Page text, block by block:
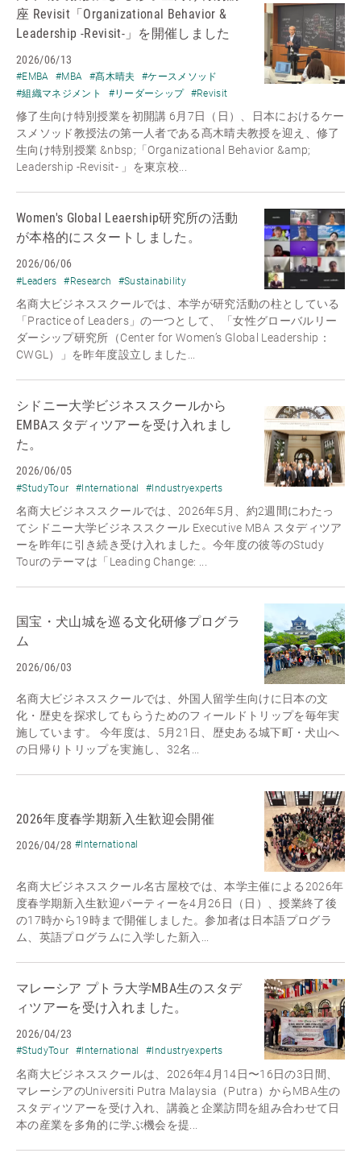
座 Revisit「Organizational Behavior &
Leadership -Revisit-」を開催しました
2026/06/13
#EMBA #MBA #髙木晴夫
#ケースメソッド
#組織マネジメント
#リーダーシップ #Revisit
修了生向け特別授業を初開講 6月7日（日）、日本におけるケー
スメソッド教授法の第一人者である髙木晴夫教授を迎え、修了
生向け特別授業 &nbsp;「Organizational Behavior &amp;
Leadership -Revisit- 」を東京校...
Women's Global Leaership研究所の活動
が本格的にスタートしました。
2026/06/06
#Leaders #Research #Sustainability
名商大ビジネススクールでは、本学が研究活動の柱としている
「Practice of Leaders」の一つとして、「女性グローバルリー
ダーシップ研究所（Center for Women’s Global Leadership：
CWGL）」を昨年度設立しました...
シドニー大学ビジネススクールから
EMBAスタディツアーを受け入れまし
た。
2026/06/05
#StudyTour #International #Industryexperts
名商大ビジネススクールでは、2026年5月、約2週間にわたっ
てシドニー大学ビジネススクール Executive MBA スタディツア
ーを昨年に引き続き受け入れました。今年度の彼等のStudy
Tourのテーマは「Leading Change: ...
国宝・犬山城を巡る文化研修プログラ
ム
2026/06/03
名商大ビジネススクールでは、外国人留学生向けに日本の文
化・歴史を探求してもらうためのフィールドトリップを毎年実
施しています。 今年度は、5月21日、歴史ある城下町・犬山へ
の日帰りトリップを実施し、32名...
2026年度春学期新入生歓迎会開催
2026/04/28 #International
名商大ビジネススクール名古屋校では、本学主催による2026年
度春学期新入生歓迎パーティーを4月26日（日）、授業終了後
の17時から19時まで開催しました。参加者は日本語プログラ
ム、英語プログラムに入学した新入...
マレーシア プトラ大学MBA生のスタデ
ィツアーを受け入れました。
2026/04/23
#StudyTour #International #Industryexperts
名商大ビジネススクールは、2026年4月14日〜16日の3日間、
マレーシアのUniversiti Putra Malaysia（Putra）からMBA生の
スタディツアーを受け入れ、講義と企業訪問を組み合わせて日
本の産業を多角的に学ぶ機会を提...